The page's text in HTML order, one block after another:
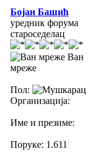
Бојан Башић
уредник форума
староседелац
Ван
мреже
Пол:
Организација:
Име и презиме:
Поруке: 1.611